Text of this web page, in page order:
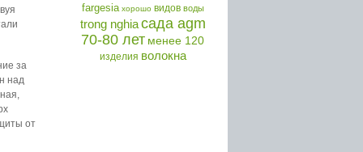
fargesia хорошо видов воды
trong nghia сада agm
70-80 лет менее 120
изделия волокна
за
над
от